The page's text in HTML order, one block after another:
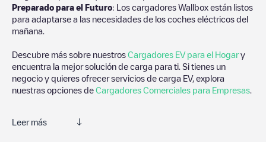
Preparado para el Futuro: Los cargadores Wallbox están listos
para adaptarse a las necesidades de los coches eléctricos del
mañana.
Descubre más sobre nuestros Cargadores EV para el Hogary
encuentra la mejor solución de carga para ti. Si tienes un
negocio y quieres ofrecer servicios de carga EV, explora
nuestras opciones de Cargadores Comerciales para Empresas
Leer más